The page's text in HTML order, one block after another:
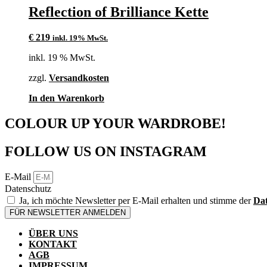
Reflection of Brilliance Kette
€ 219 inkl. 19% MwSt.
inkl. 19 % MwSt.
zzgl. Versandkosten
In den Warenkorb
COLOUR UP YOUR WARDROBE!
FOLLOW US ON INSTAGRAM
E-Mail
Datenschutz
Ja, ich möchte Newsletter per E-Mail erhalten und stimme der
FÜR NEWSLETTER ANMELDEN
ÜBER UNS
KONTAKT
AGB